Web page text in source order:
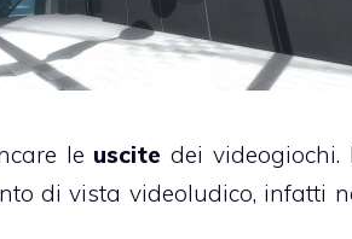
le uscite dei videogiochi.
di vista videoludico, infatti